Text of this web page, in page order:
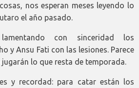
nos esperan meses leyendo lo
el año pasado.
con sinceridad los
y Ansu Fati con las lesiones. Parece
jugarán lo que resta de temporada.
y recordad: para catar están los